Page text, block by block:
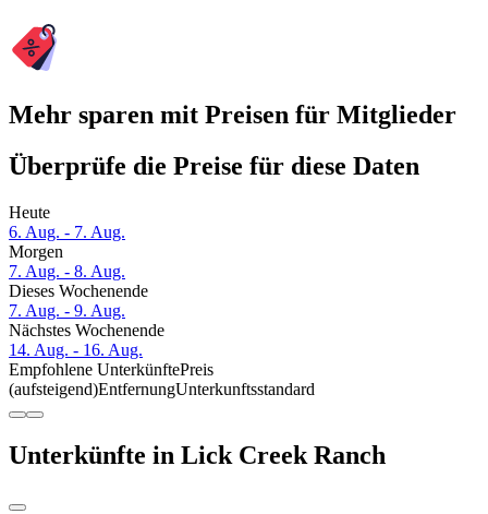
Mehr sparen mit Preisen für Mitglieder
Überprüfe die Preise für diese Daten
Heute
6. Aug. - 7. Aug.
Morgen
7. Aug. - 8. Aug.
Dieses Wochenende
7. Aug. - 9. Aug.
Nächstes Wochenende
14. Aug. - 16. Aug.
Empfohlene UnterkünftePreis
(aufsteigend)EntfernungUnterkunftsstandard
Unterkünfte in Lick Creek Ranch